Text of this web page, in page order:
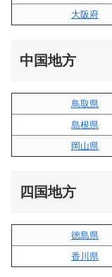
大阪府
中国地方
鳥取県
島根県
岡山県
四国地方
徳島県
香川県